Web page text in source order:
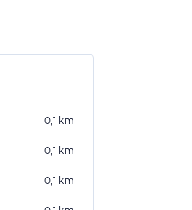
0,1 km
0,1 km
0,1 km